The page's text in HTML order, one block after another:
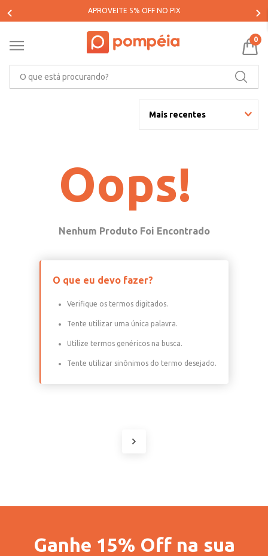
APROVEITE 5% OFF NO PIX
0
Mais recentes
Oops!
O que eu devo fazer?
Verifique os termos digitados.
Tente utilizar uma única palavra.
Utilize termos genéricos na busca.
Tente utilizar sinônimos do termo desejado.
Ganhe 15% Off na sua